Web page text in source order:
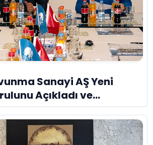
Sanayi AŞ Yeni
Açıkladı ve
Küresel Vizyon